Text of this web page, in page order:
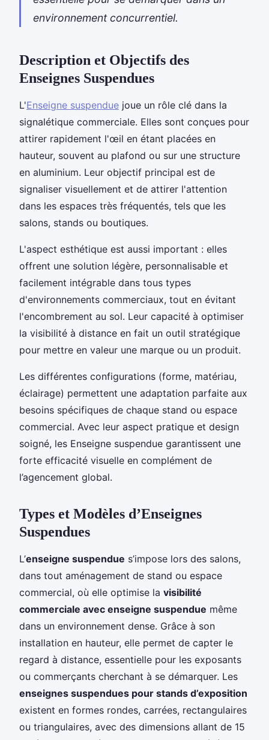
environnement concurrentiel.
Description et Objectifs des
Enseignes Suspendues
L'Enseigne suspendue joue un rôle clé dans la
signalétique commerciale. Elles sont conçues pour
attirer rapidement l'œil en étant placées en
hauteur, souvent au plafond ou sur une structure
en aluminium. Leur objectif principal est de
signaliser visuellement et de attirer l'attention
dans les espaces très fréquentés, tels que les
salons, stands ou boutiques.
L'aspect esthétique est aussi important : elles
offrent une solution légère, personnalisable et
facilement intégrable dans tous types
d'environnements commerciaux, tout en évitant
l'encombrement au sol. Leur capacité à optimiser
la visibilité à distance en fait un outil stratégique
pour mettre en valeur une marque ou un produit.
Les différentes configurations (forme, matériau,
éclairage) permettent une adaptation parfaite aux
besoins spécifiques de chaque stand ou espace
commercial. Avec leur aspect pratique et design
soigné, les Enseigne suspendue garantissent une
forte efficacité visuelle en complément de
l’agencement global.
Types et Modèles d’Enseignes
Suspendues
L’enseigne suspendue s’impose lors des salons,
dans tout aménagement de stand ou espace
commercial, où elle optimise la visibilité
commerciale avec enseigne suspendue même
dans un environnement dense. Grâce à son
installation en hauteur, elle permet de capter le
regard à distance, essentielle pour les exposants
ou commerçants cherchant à se démarquer. Les
enseignes suspendues pour stands d’exposition
existent en formes rondes, carrées, rectangulaires
ou triangulaires, avec des dimensions allant de 15